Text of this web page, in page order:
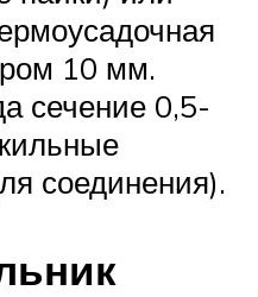
10 мм.
сечение 0,5-
соединения).